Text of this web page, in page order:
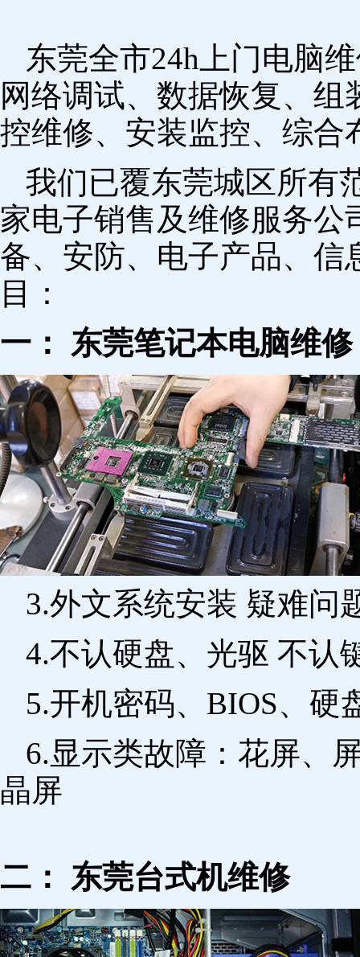
东莞全市24h上门电脑
网络调试、数据恢复、
控维修、安装监控、综合
我们已覆东莞城区所有
家电子销售及维修服务公
备、安防、电子产品、信
目：
一： 东莞笔记本电脑维修
3.外文系统安装 疑难问
4.不认硬盘、光驱 不认
5.开机密码、BIOS、硬
6.显示类故障：花屏、
晶屏
二： 东莞台式机维修